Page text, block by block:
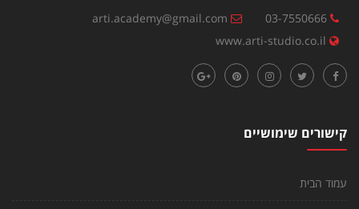
03-7550666
arti.academy@gmail.com
www.arti-studio.co.il
קישורים שימושיים
עמוד הבית